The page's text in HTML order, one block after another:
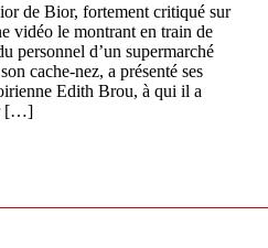
de Bior, fortement critiqué sur
vidéo le montrant en train de
personnel d’un supermarché
cache-nez, a présenté ses
Edith Brou, à qui il a
[…]